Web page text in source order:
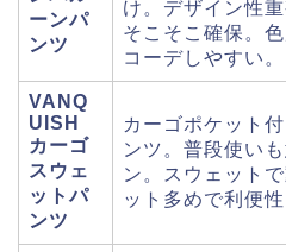
ーンパ
ンツ
け。デザイン性
そこそこ確保。
コーデしやすい。
VANQ
UISH
カーゴ
スウェ
ットパ
ンツ
カーゴポケット
ンツ。普段使い
ン。スウェット
ット多めで利便性